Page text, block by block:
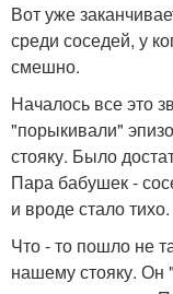
Вот уже
среди соседей, у
смешно.
Началось все это
"порыкивали"
стояку. Было
Пара бабушек -
и вроде стало
Что - то пошло не
нашему стояку. Он